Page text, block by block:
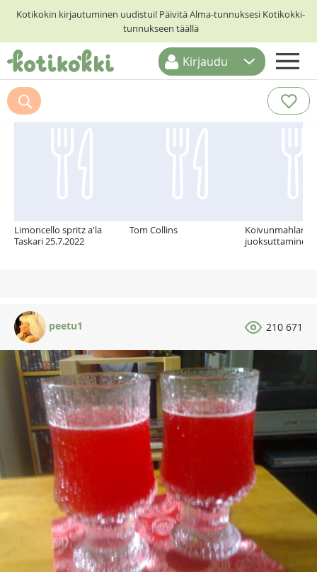
Kotikokin kirjautuminen uudistui! Päivitä Alma-tunnuksesi Kotikokki-
tunnukseen täällä
ETUSIVU
RESEPTIHAKU
Kirjaudu
Suosittelemme myös
Limoncello spritz a'la
Taskari 25.7.2022
Tom Collins
Koivunmahlan
juoksuttaminen
peetu1 210 671